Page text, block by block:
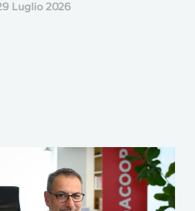
Luglio 2026